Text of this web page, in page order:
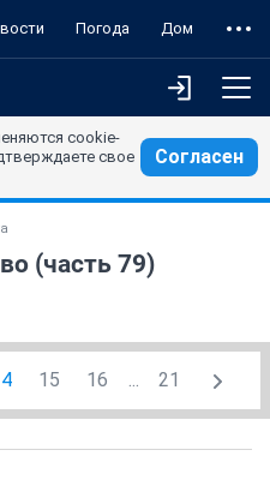
Погода Дом
cookie-
свое
Согласен
(часть 79)
15 16 ... 21